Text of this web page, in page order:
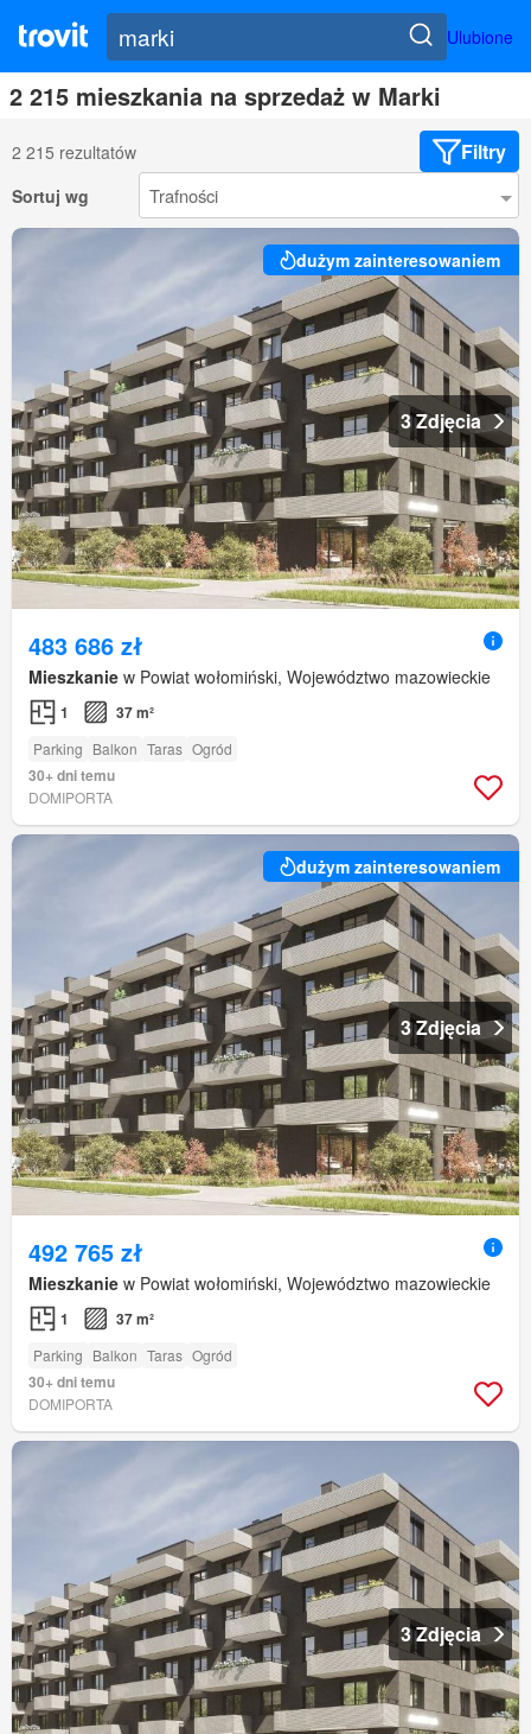
Ulubione
2 215 mieszkania na sprzedaż w Marki
2 215 rezultatów Filtry
Sortuj wg
dużym zainteresowaniem
3 Zdjęcia
483 686 zł
Mieszkanie w Powiat wołomiński, Województwo mazowieckie
1 37 m²
Parking Balkon Taras Ogród
30+ dni temu
DOMIPORTA
dużym zainteresowaniem
3 Zdjęcia
492 765 zł
Mieszkanie w Powiat wołomiński, Województwo mazowieckie
1 37 m²
Parking Balkon Taras Ogród
30+ dni temu
DOMIPORTA
3 Zdjęcia